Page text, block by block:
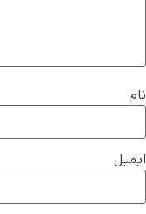
نام
ایمیل